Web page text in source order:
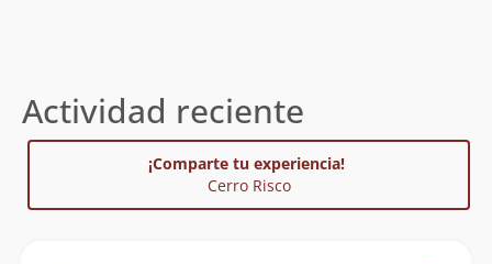
Actividad reciente
¡Comparte tu experiencia!
Cerro Risco